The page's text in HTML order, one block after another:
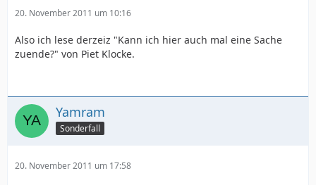
20. November 2011 um 10:16
Also ich lese derzeiz "Kann ich hier auch mal eine Sache
zuende?" von Piet Klocke.
Yamram
Sonderfall
20. November 2011 um 17:58